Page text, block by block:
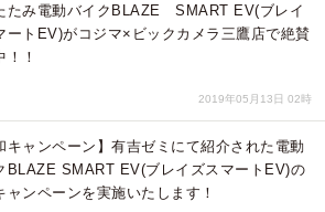
たみ電動バイクBLAZE SMART EV(ブレイ
ートEV)がコジマ×ビックカメラ三鷹店で絶賛
！！
2019年05月13日 02時
キャンペーン】有吉ゼミにて紹介された電動
BLAZE SMART EV(ブレイズスマートEV)の
ャンペーンを実施いたします！